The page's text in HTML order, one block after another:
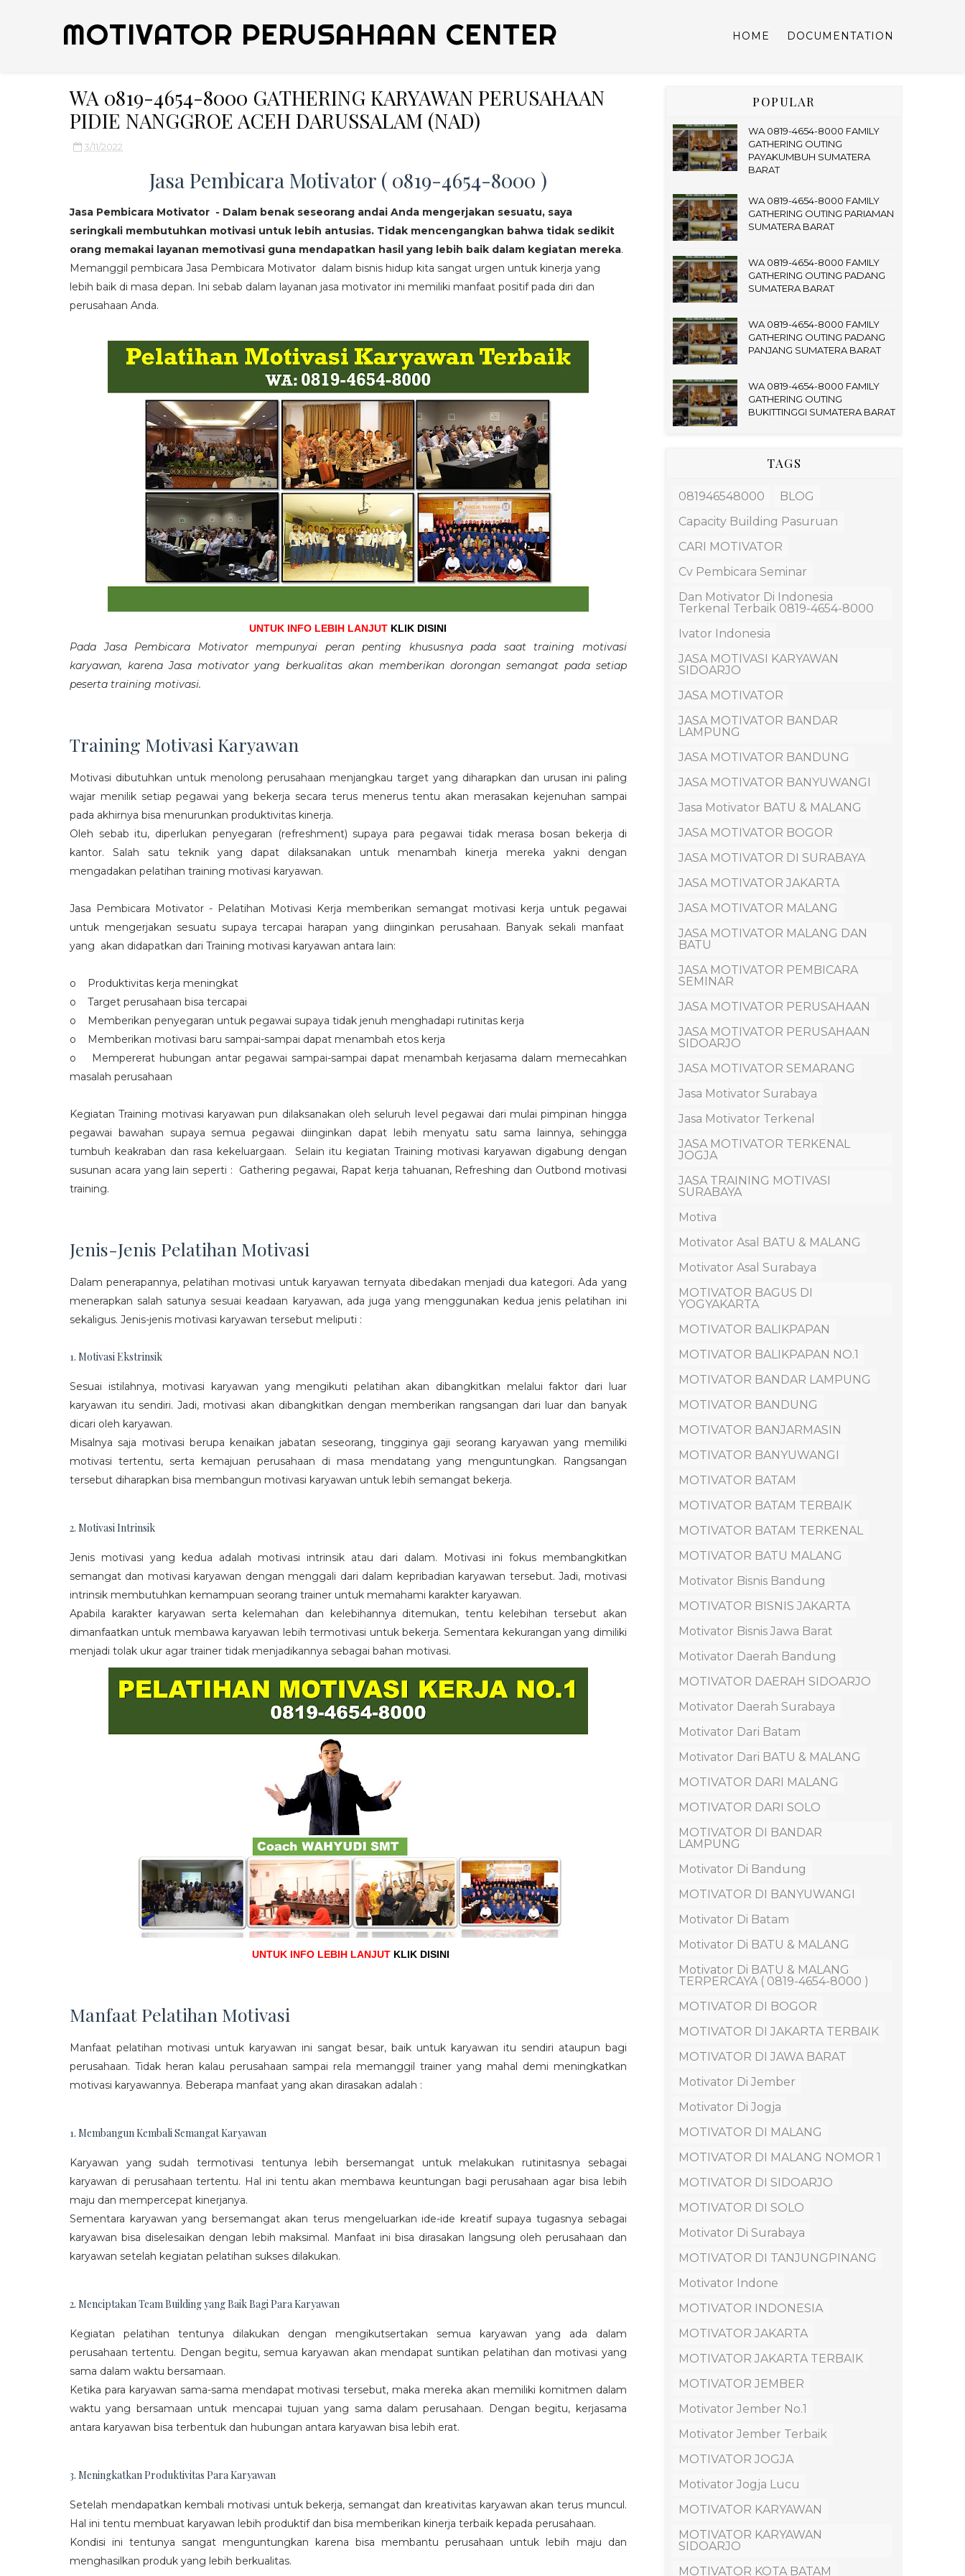
MOTIVATOR PERUSAHAAN CENTER HOME DOCUMENTATION
WA 0819-4654-8000 GATHERING KARYAWAN PERUSAHAAN
PIDIE NANGGROE ACEH DARUSSALAM (NAD)
3/11/2022
Jasa Pembicara Motivator ( 0819-4654-8000 )
Jasa Pembicara Motivator - Dalam benak seseorang andai Anda mengerjakan sesuatu, saya
seringkali membutuhkan motivasi untuk lebih antusias. Tidak mencengangkan bahwa tidak sedikit
orang memakai layanan memotivasi guna mendapatkan hasil yang lebih baik dalam kegiatan mereka.
Memanggil pembicara Jasa Pembicara Motivator dalam bisnis hidup kita sangat urgen untuk kinerja yang
lebih baik di masa depan. Ini sebab dalam layanan jasa motivator ini memiliki manfaat positif pada diri dan
perusahaan Anda.
UNTUK INFO LEBIH LANJUT KLIK DISINI
Pada Jasa Pembicara Motivator mempunyai peran penting khususnya pada saat training motivasi
karyawan, karena Jasa motivator yang berkualitas akan memberikan dorongan semangat pada setiap
peserta training motivasi.
Training Motivasi Karyawan
Motivasi dibutuhkan untuk menolong perusahaan menjangkau target yang diharapkan dan urusan ini paling
wajar menilik setiap pegawai yang bekerja secara terus menerus tentu akan merasakan kejenuhan sampai
pada akhirnya bisa menurunkan produktivitas kinerja.
Oleh sebab itu, diperlukan penyegaran (refreshment) supaya para pegawai tidak merasa bosan bekerja di
kantor. Salah satu teknik yang dapat dilaksanakan untuk menambah kinerja mereka yakni dengan
mengadakan pelatihan training motivasi karyawan.
Jasa Pembicara Motivator - Pelatihan Motivasi Kerja memberikan semangat motivasi kerja untuk pegawai
untuk mengerjakan sesuatu supaya tercapai harapan yang diinginkan perusahaan. Banyak sekali manfaat
yang akan didapatkan dari Training motivasi karyawan antara lain:
o Produktivitas kerja meningkat
o Target perusahaan bisa tercapai
o Memberikan penyegaran untuk pegawai supaya tidak jenuh menghadapi rutinitas kerja
o Memberikan motivasi baru sampai-sampai dapat menambah etos kerja
o Mempererat hubungan antar pegawai sampai-sampai dapat menambah kerjasama dalam memecahkan
masalah perusahaan
Kegiatan Training motivasi karyawan pun dilaksanakan oleh seluruh level pegawai dari mulai pimpinan hingga
pegawai bawahan supaya semua pegawai diinginkan dapat lebih menyatu satu sama lainnya, sehingga
tumbuh keakraban dan rasa kekeluargaan. Selain itu kegiatan Training motivasi karyawan digabung dengan
susunan acara yang lain seperti : Gathering pegawai, Rapat kerja tahuanan, Refreshing dan Outbond motivasi
training.
Jenis-Jenis Pelatihan Motivasi
Dalam penerapannya, pelatihan motivasi untuk karyawan ternyata dibedakan menjadi dua kategori. Ada yang
menerapkan salah satunya sesuai keadaan karyawan, ada juga yang menggunakan kedua jenis pelatihan ini
sekaligus. Jenis-jenis motivasi karyawan tersebut meliputi :
1. Motivasi Ekstrinsik
Sesuai istilahnya, motivasi karyawan yang mengikuti pelatihan akan dibangkitkan melalui faktor dari luar
karyawan itu sendiri. Jadi, motivasi akan dibangkitkan dengan memberikan rangsangan dari luar dan banyak
dicari oleh karyawan.
Misalnya saja motivasi berupa kenaikan jabatan seseorang, tingginya gaji seorang karyawan yang memiliki
motivasi tertentu, serta kemajuan perusahaan di masa mendatang yang menguntungkan. Rangsangan
tersebut diharapkan bisa membangun motivasi karyawan untuk lebih semangat bekerja.
2. Motivasi Intrinsik
Jenis motivasi yang kedua adalah motivasi intrinsik atau dari dalam. Motivasi ini fokus membangkitkan
semangat dan motivasi karyawan dengan menggali dari dalam kepribadian karyawan tersebut. Jadi, motivasi
intrinsik membutuhkan kemampuan seorang trainer untuk memahami karakter karyawan.
Apabila karakter karyawan serta kelemahan dan kelebihannya ditemukan, tentu kelebihan tersebut akan
dimanfaatkan untuk membawa karyawan lebih termotivasi untuk bekerja. Sementara kekurangan yang dimiliki
menjadi tolak ukur agar trainer tidak menjadikannya sebagai bahan motivasi.
UNTUK INFO LEBIH LANJUT KLIK DISINI
Manfaat Pelatihan Motivasi
Manfaat pelatihan motivasi untuk karyawan ini sangat besar, baik untuk karyawan itu sendiri ataupun bagi
perusahaan. Tidak heran kalau perusahaan sampai rela memanggil trainer yang mahal demi meningkatkan
motivasi karyawannya. Beberapa manfaat yang akan dirasakan adalah :
1. Membangun Kembali Semangat Karyawan
Karyawan yang sudah termotivasi tentunya lebih bersemangat untuk melakukan rutinitasnya sebagai
karyawan di perusahaan tertentu. Hal ini tentu akan membawa keuntungan bagi perusahaan agar bisa lebih
maju dan mempercepat kinerjanya.
Sementara karyawan yang bersemangat akan terus mengeluarkan ide-ide kreatif supaya tugasnya sebagai
karyawan bisa diselesaikan dengan lebih maksimal. Manfaat ini bisa dirasakan langsung oleh perusahaan dan
karyawan setelah kegiatan pelatihan sukses dilakukan.
2. Menciptakan Team Building yang Baik Bagi Para Karyawan
Kegiatan pelatihan tentunya dilakukan dengan mengikutsertakan semua karyawan yang ada dalam
perusahaan tertentu. Dengan begitu, semua karyawan akan mendapat suntikan pelatihan dan motivasi yang
sama dalam waktu bersamaan.
Ketika para karyawan sama-sama mendapat motivasi tersebut, maka mereka akan memiliki komitmen dalam
waktu yang bersamaan untuk mencapai tujuan yang sama dalam perusahaan. Dengan begitu, kerjasama
antara karyawan bisa terbentuk dan hubungan antara karyawan bisa lebih erat.
3. Meningkatkan Produktivitas Para Karyawan
Setelah mendapatkan kembali motivasi untuk bekerja, semangat dan kreativitas karyawan akan terus muncul.
Hal ini tentu membuat karyawan lebih produktif dan bisa memberikan kinerja terbaik kepada perusahaan.
Kondisi ini tentunya sangat menguntungkan karena bisa membantu perusahaan untuk lebih maju dan
menghasilkan produk yang lebih berkualitas.
POPULAR
WA 0819-4654-8000 FAMILY
GATHERING OUTING
PAYAKUMBUH SUMATERA
BARAT
WA 0819-4654-8000 FAMILY
GATHERING OUTING PARIAMAN
SUMATERA BARAT
WA 0819-4654-8000 FAMILY
GATHERING OUTING PADANG
SUMATERA BARAT
WA 0819-4654-8000 FAMILY
GATHERING OUTING PADANG
PANJANG SUMATERA BARAT
WA 0819-4654-8000 FAMILY
GATHERING OUTING
BUKITTINGGI SUMATERA BARAT
TAGS
081946548000
BLOG
Capacity Building Pasuruan
CARI MOTIVATOR
Cv Pembicara Seminar
Dan Motivator Di Indonesia
Terkenal Terbaik 0819-4654-8000
Ivator Indonesia
JASA MOTIVASI KARYAWAN
SIDOARJO
JASA MOTIVATOR
JASA MOTIVATOR BANDAR
LAMPUNG
JASA MOTIVATOR BANDUNG
JASA MOTIVATOR BANYUWANGI
Jasa Motivator BATU & MALANG
JASA MOTIVATOR BOGOR
JASA MOTIVATOR DI SURABAYA
JASA MOTIVATOR JAKARTA
JASA MOTIVATOR MALANG
JASA MOTIVATOR MALANG DAN
BATU
JASA MOTIVATOR PEMBICARA
SEMINAR
JASA MOTIVATOR PERUSAHAAN
JASA MOTIVATOR PERUSAHAAN
SIDOARJO
JASA MOTIVATOR SEMARANG
Jasa Motivator Surabaya
Jasa Motivator Terkenal
JASA MOTIVATOR TERKENAL
JOGJA
JASA TRAINING MOTIVASI
SURABAYA
Motiva
Motivator Asal BATU & MALANG
Motivator Asal Surabaya
MOTIVATOR BAGUS DI
YOGYAKARTA
MOTIVATOR BALIKPAPAN
MOTIVATOR BALIKPAPAN NO.1
MOTIVATOR BANDAR LAMPUNG
MOTIVATOR BANDUNG
MOTIVATOR BANJARMASIN
MOTIVATOR BANYUWANGI
MOTIVATOR BATAM
MOTIVATOR BATAM TERBAIK
MOTIVATOR BATAM TERKENAL
MOTIVATOR BATU MALANG
Motivator Bisnis Bandung
MOTIVATOR BISNIS JAKARTA
Motivator Bisnis Jawa Barat
Motivator Daerah Bandung
MOTIVATOR DAERAH SIDOARJO
Motivator Daerah Surabaya
Motivator Dari Batam
Motivator Dari BATU & MALANG
MOTIVATOR DARI MALANG
MOTIVATOR DARI SOLO
MOTIVATOR DI BANDAR
LAMPUNG
Motivator Di Bandung
MOTIVATOR DI BANYUWANGI
Motivator Di Batam
Motivator Di BATU & MALANG
Motivator Di BATU & MALANG
TERPERCAYA ( 0819-4654-8000 )
MOTIVATOR DI BOGOR
MOTIVATOR DI JAKARTA TERBAIK
MOTIVATOR DI JAWA BARAT
Motivator Di Jember
Motivator Di Jogja
MOTIVATOR DI MALANG
MOTIVATOR DI MALANG NOMOR 1
MOTIVATOR DI SIDOARJO
MOTIVATOR DI SOLO
Motivator Di Surabaya
MOTIVATOR DI TANJUNGPINANG
Motivator Indone
MOTIVATOR INDONESIA
MOTIVATOR JAKARTA
MOTIVATOR JAKARTA TERBAIK
MOTIVATOR JEMBER
Motivator Jember No.1
Motivator Jember Terbaik
MOTIVATOR JOGJA
Motivator Jogja Lucu
MOTIVATOR KARYAWAN
MOTIVATOR KARYAWAN
SIDOARJO
MOTIVATOR KOTA BATAM